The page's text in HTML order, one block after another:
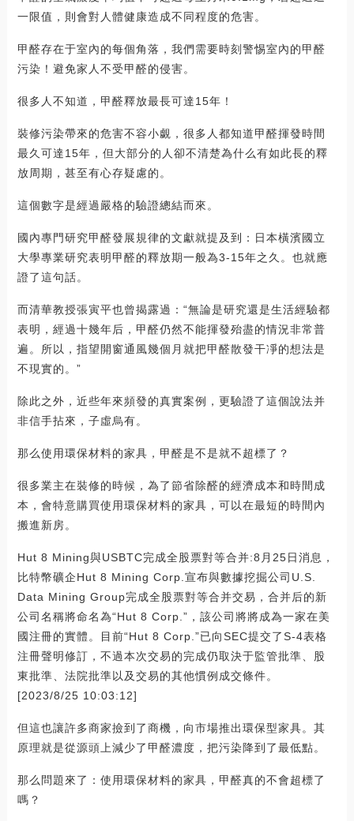
一限值，則會對人體健康造成不同程度的危害。
甲醛存在于室內的每個角落，我們需要時刻警惕室內的甲醛
污染！避免家人不受甲醛的侵害。
很多人不知道，甲醛釋放最長可達15年！
裝修污染帶來的危害不容小覷，很多人都知道甲醛揮發時間
最久可達15年，但大部分的人卻不清楚為什么有如此長的釋
放周期，甚至有心存疑慮的。
這個數字是經過嚴格的驗證總結而來。
國內專門研究甲醛發展規律的文獻就提及到：日本橫濱國立
大學專業研究表明甲醛的釋放期一般為3-15年之久。也就應
證了這句話。
而清華教授張寅平也曾揭露過：“無論是研究還是生活經驗都
表明，經過十幾年后，甲醛仍然不能揮發殆盡的情況非常普
遍。所以，指望開窗通風幾個月就把甲醛散發干凈的想法是
不現實的。”
除此之外，近些年來頻發的真實案例，更驗證了這個說法并
非信手拈來，子虛烏有。
那么使用環保材料的家具，甲醛是不是就不超標了？
很多業主在裝修的時候，為了節省除醛的經濟成本和時間成
本，會特意購買使用環保材料的家具，可以在最短的時間內
搬進新房。
Hut 8 Mining與USBTC完成全股票對等合并:8月25日消息，
比特幣礦企Hut 8 Mining Corp.宣布與數據挖掘公司U.S.
Data Mining Group完成全股票對等合并交易，合并后的新
公司名稱將命名為“Hut 8 Corp.”，該公司將將成為一家在美
國注冊的實體。目前“Hut 8 Corp.”已向SEC提交了S-4表格
注冊聲明修訂，不過本次交易的完成仍取決于監管批準、股
東批準、法院批準以及交易的其他慣例成交條件。
[2023/8/25 10:03:12]
但這也讓許多商家撿到了商機，向市場推出環保型家具。其
原理就是從源頭上減少了甲醛濃度，把污染降到了最低點。
那么問題來了：使用環保材料的家具，甲醛真的不會超標了
嗎？